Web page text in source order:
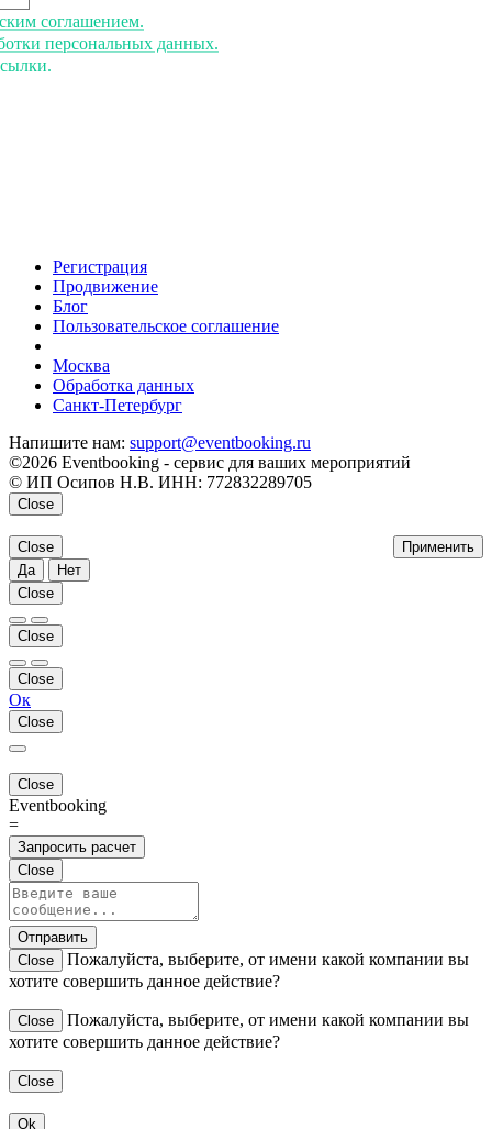
соглашением.
персональных данных.
Регистрация
Продвижение
Блог
Пользовательское соглашение
Москва
Обработка данных
Санкт-Петербург
Напишите нам: support@eventbooking.ru
©2026 Eventbooking - сервис для ваших мероприятий
© ИП Осипов Н.В. ИНН: 772832289705
Close
Применить
Close
Да
Нет
Close
Close
Close
Ок
Close
Close
Eventbooking
=
Запросить расчет
Close
Отправить
Close
Пожалуйста, выберите, от имени какой компании вы
хотите совершить данное действие?
Close
Пожалуйста, выберите, от имени какой компании вы
хотите совершить данное действие?
Close
Ok